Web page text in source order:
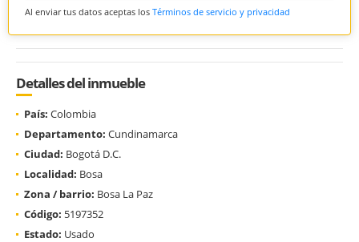
Al enviar tus datos aceptas los Términos de servicio y privacidad
Detalles del inmueble
País: Colombia
Departamento: Cundinamarca
Ciudad: Bogotá D.C.
Localidad: Bosa
Zona / barrio: Bosa La Paz
Código: 5197352
Estado: Usado